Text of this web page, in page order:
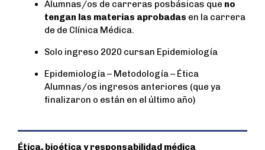
Alumnas/os de carreras posbásicas que no
tengan las materias aprobadas en la carrera
de de Clínica Médica.
Solo ingreso 2020 cursan Epidemiología
Epidemiología – Metodología – Ética
Alumnas/os ingresos anteriores (que ya
finalizaron o están en el último año)
Ética, bioética y responsabilidad médica